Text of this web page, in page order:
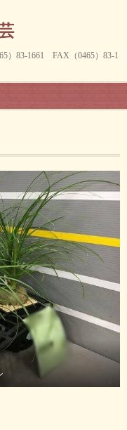
）83-1661 FAX（0465）83-1